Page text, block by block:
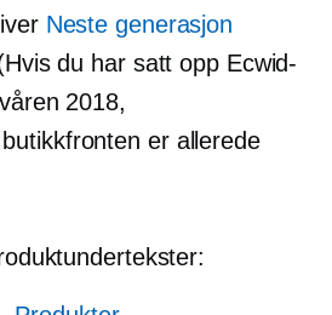
Neste generasjon
du har satt opp Ecwid-
2018,
butikkfronten er allerede